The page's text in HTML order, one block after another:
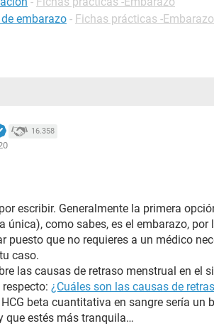
embarazo - Fichas prácticas -Embarazo
16.358
escribir. Generalmente la primera
única), como sabes, es el embarazo, por
puesto que no requieres a un médico
caso.
las causas de retraso menstrual en el
¿Cuáles son las causas de
beta cuantitativa en sangre sería un
que estés más tranquila…